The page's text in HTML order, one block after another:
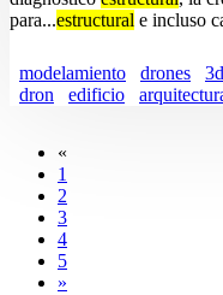
para...estructural e incluso
modelamiento drones 3d
dron
edificio
«
1
2
3
4
5
»